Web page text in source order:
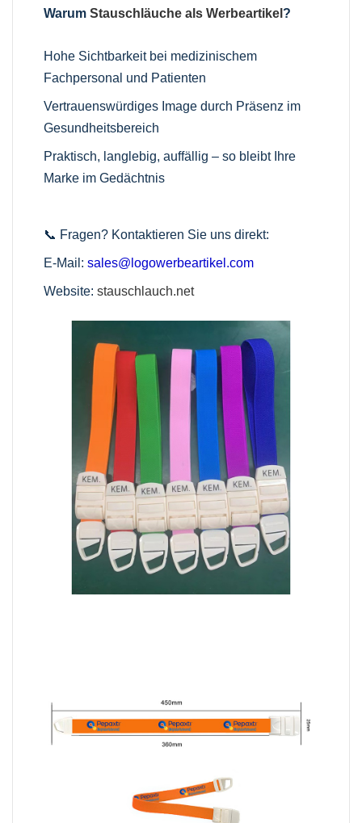
WarumStauschläuche als Werbeartikel ?
Hohe Sichtbarkeit bei medizinischem
Fachpersonal und Patienten
Vertrauenswürdiges Image durch Präsenz im
Gesundheitsbereich
Praktisch, langlebig, auffällig – so bleibt Ihre
Marke im Gedächtnis
📞 Fragen? Kontaktieren Sie uns direkt:
E-Mail:sales@logowerbeartikel.com
Website:stauschlauch.net